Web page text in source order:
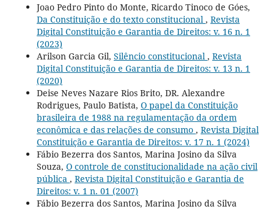
Joao Pedro Pinto do Monte, Ricardo Tinoco de Góes,
Da Constituição e do texto constitucional , Revista
Digital Constituição e Garantia de Direitos: v. 16 n. 1
(2023)
Arilson Garcia Gil, Silêncio constitucional , Revista
Digital Constituição e Garantia de Direitos: v. 13 n. 1
(2020)
Deise Neves Nazare Rios Brito, DR. Alexandre
Rodrigues, Paulo Batista, O papel da Constituição
brasileira de 1988 na regulamentação da ordem
econômica e das relações de consumo , Revista Digital
Constituição e Garantia de Direitos: v. 17 n. 1 (2024)
Fábio Bezerra dos Santos, Marina Josino da Silva
Souza, O controle de constitucionalidade na ação civil
pública , Revista Digital Constituição e Garantia de
Direitos: v. 1 n. 01 (2007)
Fábio Bezerra dos Santos, Marina Josino da Silva